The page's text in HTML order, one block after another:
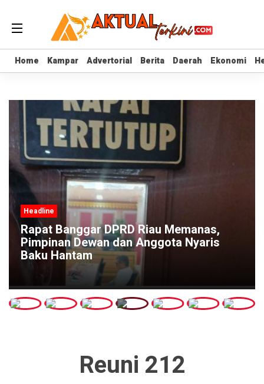
Home Kampar Advertorial Berita Daerah Ekonomi
Home Kampar Advertorial Berita Daerah Ekonomi
Headline
Rapat Banggar DPRD Riau Memanas,
Pimpinan Dewan dan Anggota Nyaris
Baku Hantam
Reuni 212